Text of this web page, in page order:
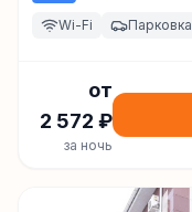
Wi-Fi Парковка
от
2 572 ₽
за ночь